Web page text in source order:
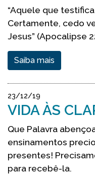
“Aquele que
Certamente, cedo
Jesus” (Apocalipse
Saiba mais
23/12/19
VIDA ÀS
Que Palavra
ensinamentos
presentes!
para recebê-la.